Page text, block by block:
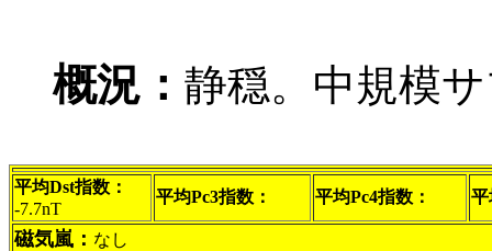
概況： 静穏。中規模
平均Dst指数：
-7.7nT
平均Pc3指数： 平均Pc4指数： 平
磁気嵐： なし